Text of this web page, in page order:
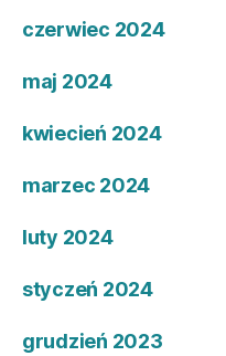
czerwiec 2024
maj 2024
kwiecień 2024
marzec 2024
luty 2024
styczeń 2024
grudzień 2023